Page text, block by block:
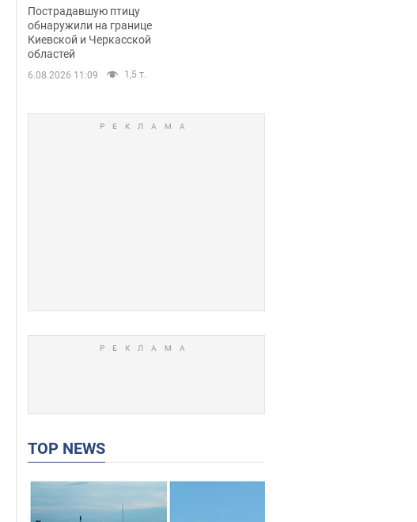
нетипичный маршрут.
Фото
Пострадавшую птицу
обнаружили на границе
Киевской и Черкасской
областей
6.08.2026 11:09 1,5 т.
TOP NEWS